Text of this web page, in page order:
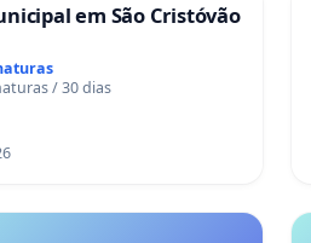
em São Cristóvão
/ 30 dias